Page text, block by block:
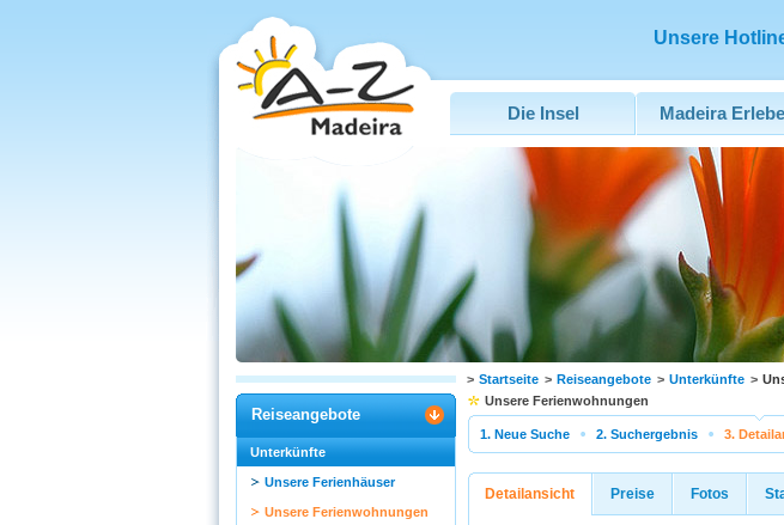
Unsere
Die Insel Madeira
> Startseite > Reiseangebote > Unterkünfte >
Reiseangebote
Unterkünfte
Unsere Ferienhäuser
Unsere Ferienwohnungen
Unsere Ferienwohnungen
1. Neue Suche 2. Suchergebnis 3.
Detailansicht Preise Fotos